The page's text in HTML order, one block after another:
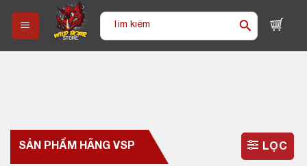
content
Tìm
SẢN PHẨM HÃNG VSP LỌC